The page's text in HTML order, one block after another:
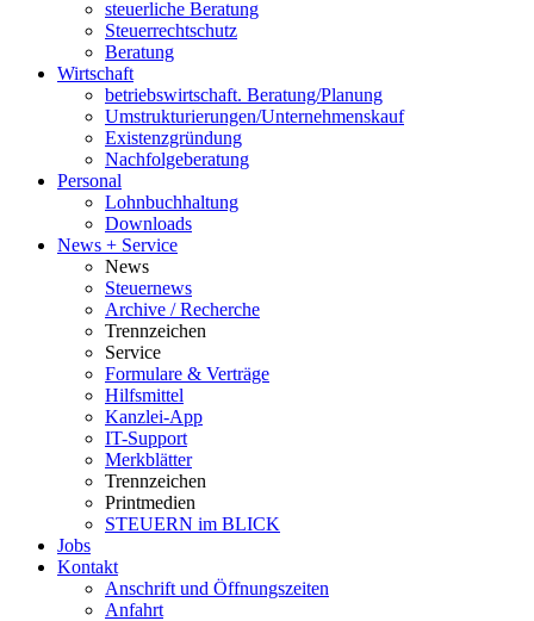
steuerliche Beratung
Steuerrechtschutz
Beratung
Wirtschaft
betriebswirtschaft. Beratung/Planung
Umstrukturierungen/Unternehmenskauf
Existenzgründung
Nachfolgeberatung
Personal
Lohnbuchhaltung
Downloads
News + Service
News
Steuernews
Archive / Recherche
Trennzeichen
Service
Formulare & Verträge
Hilfsmittel
Kanzlei-App
IT-Support
Merkblätter
Trennzeichen
Printmedien
STEUERN im BLICK
Jobs
Kontakt
Anschrift und Öffnungszeiten
Anfahrt